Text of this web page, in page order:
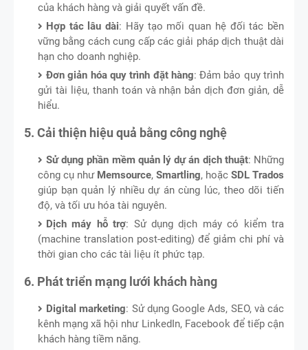
của khách hàng và giải quyết vấn đề.
Hợp tác lâu dài: Hãy tạo mối quan hệ đối tác bền
vững bằng cách cung cấp các giải pháp dịch thuật dài
hạn cho doanh nghiệp.
Đơn giản hóa quy trình đặt hàng: Đảm bảo quy trình
gửi tài liệu, thanh toán và nhận bản dịch đơn giản, dễ
hiểu.
5. Cải thiện hiệu quả bằng công nghệ
Sử dụng phần mềm quản lý dự án dịch thuật: Những
công cụ như Memsource, Smartling, hoặc SDL Trados
giúp bạn quản lý nhiều dự án cùng lúc, theo dõi tiến
độ, và tối ưu hóa tài nguyên.
Dịch máy hỗ trợ: Sử dụng dịch máy có kiểm tra
(machine translation post-editing) để giảm chi phí và
thời gian cho các tài liệu ít phức tạp.
6. Phát triển mạng lưới khách hàng
Digital marketing: Sử dụng Google Ads, SEO, và các
kênh mạng xã hội như LinkedIn, Facebook để tiếp cận
khách hàng tiềm năng.